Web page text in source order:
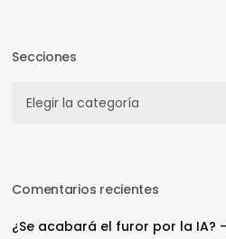
Secciones
Comentarios recientes
¿Se acabará el furor por la IA? –